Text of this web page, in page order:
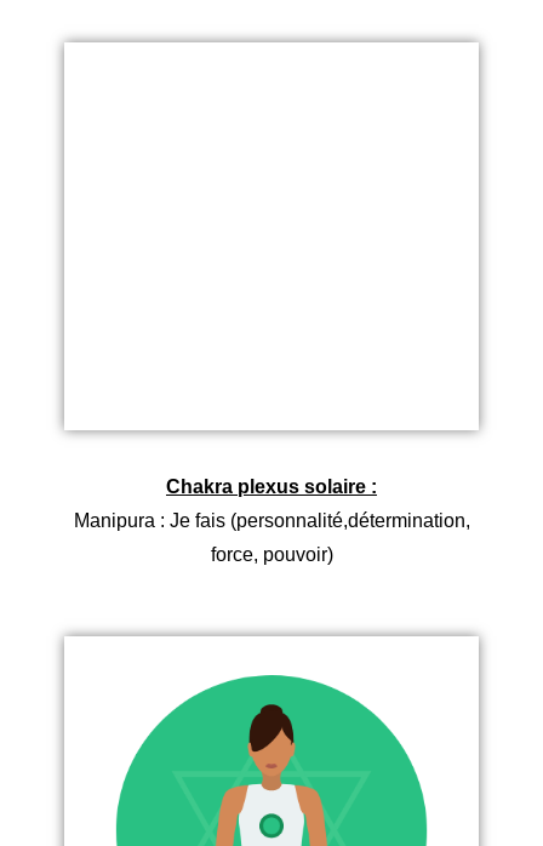
Chakra plexus solaire :
Manipura : Je fais (personnalité,détermination,
force, pouvoir)